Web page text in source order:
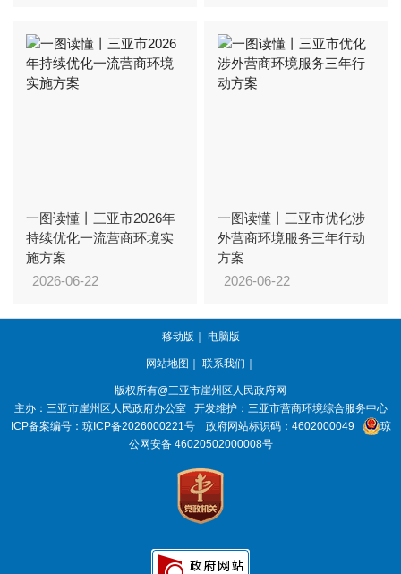
一图读懂丨三亚市2026年
持续优化一流营商环境实
施方案
2026-06-22
一图读懂丨三亚市优化涉
外营商环境服务三年行动
方案
2026-06-22
移动版 ｜ 电脑版
网站地图 ｜ 联系我们 ｜
版权所有@三亚市崖州区人民政府网
主办：三亚市崖州区人民政府办公室
开发维护：三亚市营商环境综合服务中心
ICP备案编号： 琼ICP备2026000221号 政府网站标识码： 4602000049
琼
公网安备 46020502000008号